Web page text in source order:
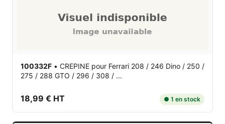
100332F • CREPINE pour Ferrari 208 / 246 Dino / 250 /
275 / 288 GTO / 296 / 308 / ...
18,99 € HT ● 1 en stock